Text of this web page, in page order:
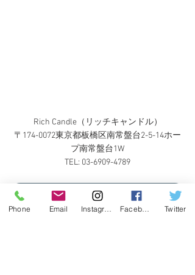
Rich Candle（リッチキャンドル）
〒174-0072東京都板橋区南常盤台2-5-14ホー
プ南常盤台1W
TEL: 03-6909-4789
Phone Email Twitter